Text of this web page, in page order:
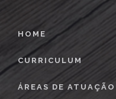
HOME
CURRICULUM
ÁREAS DE ATUAÇÃO